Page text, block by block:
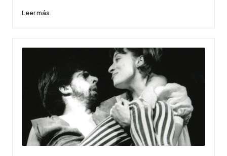
Leer más